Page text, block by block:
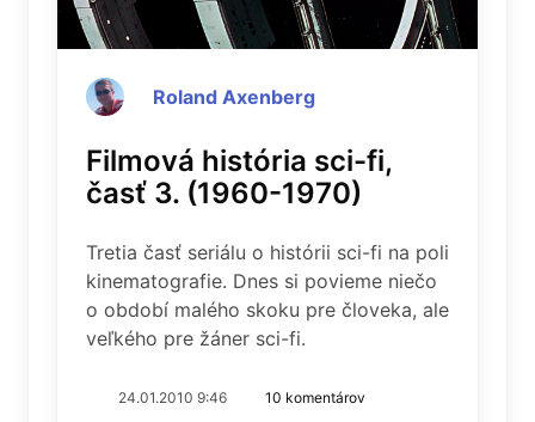
Roland Axenberg
Filmová história sci-fi,
časť 3. (1960-1970)
Tretia časť seriálu o histórii sci-fi na poli
kinematografie. Dnes si povieme niečo
o období malého skoku pre človeka, ale
veľkého pre žáner sci-fi.
24.01.2010 9:46 10 komentárov